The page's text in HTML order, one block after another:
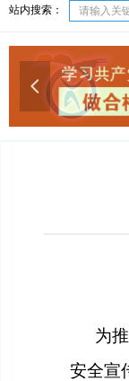
站内搜索：
넳
为
安全宣